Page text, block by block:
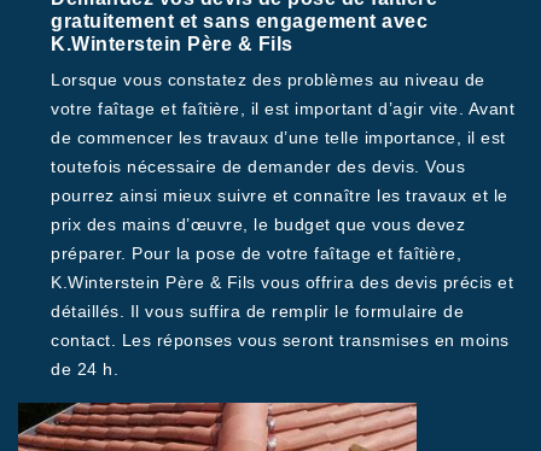
gratuitement et sans engagement avec
K.Winterstein Père & Fils
Lorsque vous constatez des problèmes au niveau de
votre faîtage et faîtière, il est important d’agir vite. Avant
de commencer les travaux d’une telle importance, il est
toutefois nécessaire de demander des devis. Vous
pourrez ainsi mieux suivre et connaître les travaux et le
prix des mains d’œuvre, le budget que vous devez
préparer. Pour la pose de votre faîtage et faîtière,
K.Winterstein Père & Fils vous offrira des devis précis et
détaillés. Il vous suffira de remplir le formulaire de
contact. Les réponses vous seront transmises en moins
de 24 h.